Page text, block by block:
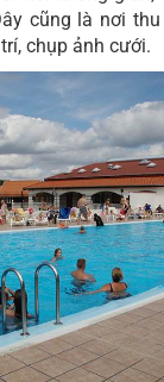
cũng là nơi
chụp ảnh cưới.